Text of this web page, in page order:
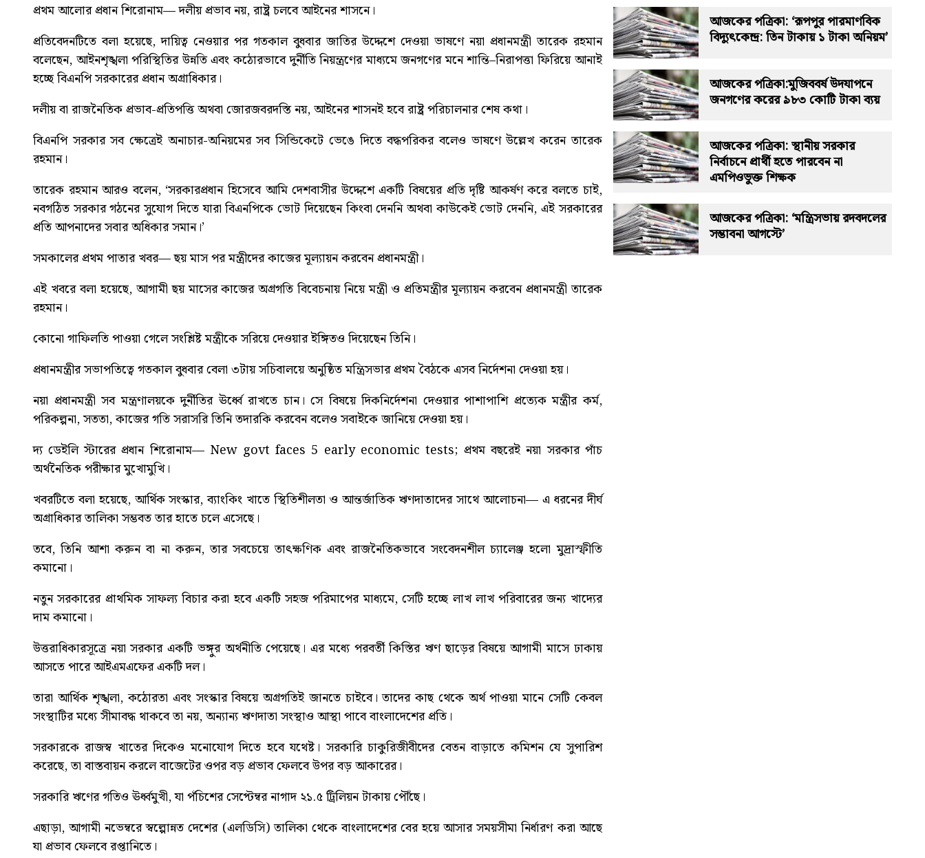
প্রথম আলোর প্রধান শিরোনাম—দলীয় প্রভাব নয়, রাষ্ট্র চলবে আইনের শাসনে।
প্রতিবেদনটিতে বলা হয়েছে, দায়িত্ব নেওয়ার পর গতকাল বুধবার জাতির উদ্দেশে দেওয়া ভাষণে নয়া প্রধানমন্ত্রী তারেক রহমান
বলেছেন, আইনশৃঙ্খলা পরিস্থিতির উন্নতি এবং কঠোরভাবে দুর্নীতি নিয়ন্ত্রণের মাধ্যমে জনগণের মনে শান্তি–নিরাপত্তা ফিরিয়ে আনাই
হচ্ছে বিএনপি সরকারের প্রধান অগ্রাধিকার।
দলীয় বা রাজনৈতিক প্রভাব-প্রতিপত্তি অথবা জোরজবরদস্তি নয়, আইনের শাসনই হবে রাষ্ট্র পরিচালনার শেষ কথা।
বিএনপি সরকার সব ক্ষেত্রেই অনাচার-অনিয়মের সব সিন্ডিকেটে ভেঙে দিতে বদ্ধপরিকর বলেও ভাষণে উল্লেখ করেন তারেক
রহমান।
তারেক রহমান আরও বলেন, ‘সরকারপ্রধান হিসেবে আমি দেশবাসীর উদ্দেশে একটি বিষয়ের প্রতি দৃষ্টি আকর্ষণ করে বলতে চাই,
নবগঠিত সরকার গঠনের সুযোগ দিতে যারা বিএনপিকে ভোট দিয়েছেন কিংবা দেননি অথবা কাউকেই ভোট দেননি, এই সরকারের
প্রতি আপনাদের সবার অধিকার সমান।’
সমকালের প্রথম পাতার খবর—ছয় মাস পর মন্ত্রীদের কাজের মূল্যায়ন করবেন প্রধানমন্ত্রী।
এই খবরে বলা হয়েছে, আগামী ছয় মাসের কাজের অগ্রগতি বিবেচনায় নিয়ে মন্ত্রী ও প্রতিমন্ত্রীর মূল্যায়ন করবেন প্রধানমন্ত্রী তারেক
রহমান।
কোনো গাফিলতি পাওয়া গেলে সংশ্লিষ্ট মন্ত্রীকে সরিয়ে দেওয়ার ইঙ্গিতও দিয়েছেন তিনি।
প্রধানমন্ত্রীর সভাপতিত্বে গতকাল বুধবার বেলা ৩টায় সচিবালয়ে অনুষ্ঠিত মন্ত্রিসভার প্রথম বৈঠকে এসব নির্দেশনা দেওয়া হয়।
নয়া প্রধানমন্ত্রী সব মন্ত্রণালয়কে দুর্নীতির ঊর্ধ্বে রাখতে চান। সে বিষয়ে দিকনির্দেশনা দেওয়ার পাশাপাশি প্রত্যেক মন্ত্রীর কর্ম,
পরিকল্পনা, সততা, কাজের গতি সরাসরি তিনি তদারকি করবেন বলেও সবাইকে জানিয়ে দেওয়া হয়।
দ্য ডেইলি স্টারের প্রধান শিরোনাম— New govt faces 5 early economic tests; প্রথম বছরেই নয়া সরকার পাঁচ
অর্থনৈতিক পরীক্ষার মুখোমুখি।
খবরটিতে বলা হয়েছে, আর্থিক সংস্কার, ব্যাংকিং খাতে স্থিতিশীলতা ও আন্তর্জাতিক ঋণদাতাদের সাথে আলোচনা— এ ধরনের দীর্ঘ
অগ্রাধিকার তালিকা সম্ভবত তার হাতে চলে এসেছে।
তবে, তিনি আশা করুন বা না করুন, তার সবচেয়ে তাৎক্ষণিক এবং রাজনৈতিকভাবে সংবেদনশীল চ্যালেঞ্জ হলো মুদ্রাস্ফীতি
কমানো।
নতুন সরকারের প্রাথমিক সাফল্য বিচার করা হবে একটি সহজ পরিমাপের মাধ্যমে, সেটি হচ্ছে লাখ লাখ পরিবারের জন্য খাদ্যের
দাম কমানো।
উত্তরাধিকারসূত্রে নয়া সরকার একটি ভঙ্গুর অর্থনীতি পেয়েছে। এর মধ্যে পরবর্তী কিস্তির ঋণ ছাড়ের বিষয়ে আগামী মাসে ঢাকায়
আসতে পারে আইএমএফের একটি দল।
তারা আর্থিক শৃঙ্খলা, কঠোরতা এবং সংস্কার বিষয়ে অগ্রগতিই জানতে চাইবে। তাদের কাছ থেকে অর্থ পাওয়া মানে সেটি কেবল
সংস্থাটির মধ্যে সীমাবদ্ধ থাকবে তা নয়, অন্যান্য ঋণদাতা সংস্থাও আস্থা পাবে বাংলাদেশের প্রতি।
সরকারকে রাজস্ব খাতের দিকেও মনোযোগ দিতে হবে যথেষ্ট। সরকারি চাকুরিজীবীদের বেতন বাড়াতে কমিশন যে সুপারিশ
করেছে, তা বাস্তবায়ন করলে বাজেটের ওপর বড় প্রভাব ফেলবে উপর বড় আকারের।
সরকারি ঋণের গতিও ঊর্ধ্বমুখী, যা পঁচিশের সেপ্টেম্বর নাগাদ ২১.৫ ট্রিলিয়ন টাকায় পৌঁছে।
এছাড়া, আগামী নভেম্বরে স্বল্পোন্নত দেশের (এলডিসি) তালিকা থেকে বাংলাদেশের বের হয়ে আসার সময়সীমা নির্ধারণ করা আছে
যা প্রভাব ফেলবে রপ্তানিতে।
আজকের পত্রিকা: ‘রূপপুর পারমাণবিক
বিদ্যুৎকেন্দ্র: তিন টাকায় ১ টাকা অনিয়ম’
আজকের পত্রিকা:মুজিববর্ষ উদযাপনে
জনগণের করের ৯৮৩ কোটি টাকা ব্যয়
আজকের পত্রিকা: স্থানীয় সরকার
নির্বাচনে প্রার্থী হতে পারবেন না
এমপিওভুক্ত শিক্ষক
আজকের পত্রিকা: ‘মন্ত্রিসভায় রদবদলের
সম্ভাবনা আগস্টে’